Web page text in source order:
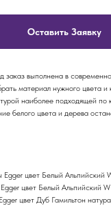
Оставить Заявку
заказ выполнена в
материал нужного цвета и
наиболее подходящей по
белого цвета и дерева
цвет Белый Альпийский
цвет Белый Альпийский
цвет Дуб Гамильтон